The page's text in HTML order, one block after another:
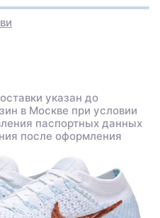
указан до
в Москве при условии
паспортных данных
после оформления